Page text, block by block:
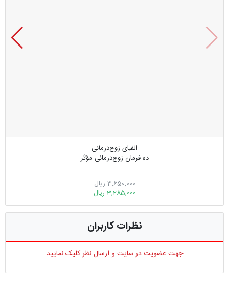
الفبای زوج‌درمانی
ده فرمان زوج‌درمانی مؤثر
3,650,000 ریال
3,285,000 ریال
نظرات کاربران
جهت عضویت در سایت و ارسال نظر کلیک نمایید